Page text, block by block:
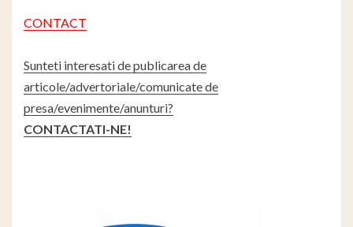
CONTACT
Sunteti interesati de publicarea de
articole/advertoriale/comunicate de
presa/evenimente/anunturi?
CONTACTATI-NE!